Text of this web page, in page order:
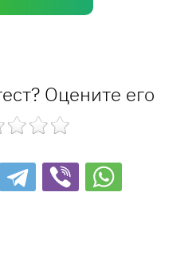
Оцените его